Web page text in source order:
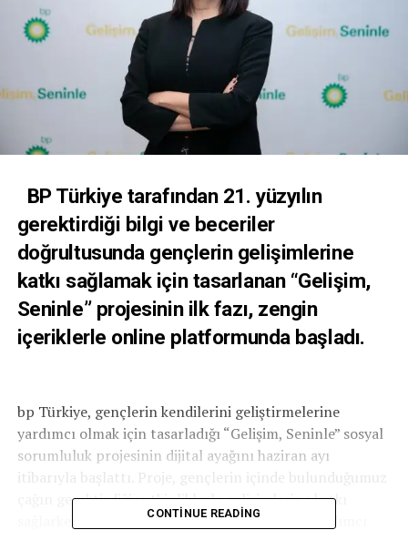
BP Türkiye tarafından 21. yüzyılın
gerektirdiği bilgi ve beceriler
doğrultusunda gençlerin gelişimlerine
katkı sağlamak için tasarlanan “Gelişim,
Seninle” projesinin ilk fazı, zengin
içeriklerle online platformunda başladı.
bp Türkiye, gençlerin kendilerini geliştirmelerine
yardımcı olmak için tasarladığı “Gelişim, Seninle” sosyal
sorumluluk projesinin dijital ayağını haziran ayı
itibarıyla başlattı. Proje, gençlerin içinde bulunduğumuz
çağın gerektirdiği yetkinliklerle gelişimlerine katkı
sağlarken, iş dünyasına hazırlanmalarına da yardımcı
CONTINUE READING